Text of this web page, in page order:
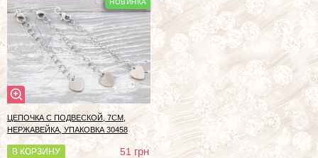
ЦЕПОЧКА С ПОДВЕСКОЙ, 7СМ,
НЕРЖАВЕЙКА, УПАКОВКА 30458
В КОРЗИНУ 51 грн